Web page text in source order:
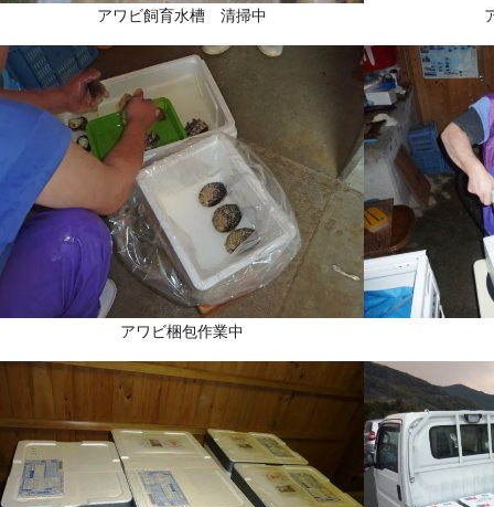
アワビ飼育水槽 清掃中
アワビ梱包作業中